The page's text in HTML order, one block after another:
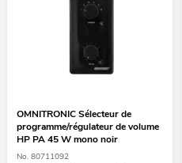
OMNITRONIC Sélecteur de
programme/régulateur de volume
HP PA 45 W mono noir
No. 80711092